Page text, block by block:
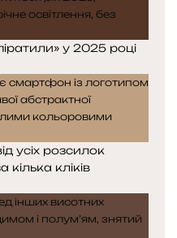
у 2025 році
усіх розсилок
кілька кліків